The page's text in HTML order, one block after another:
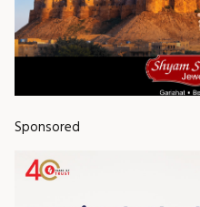
Sponsored